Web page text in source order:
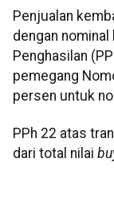
Penjualan
dengan nominal
Penghasilan
pemegang
persen untuk
PPh 22 atas
dari total nilai